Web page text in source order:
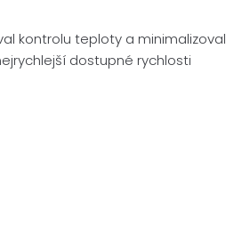
kontrolu teploty a minimalizoval
dostupné rychlosti